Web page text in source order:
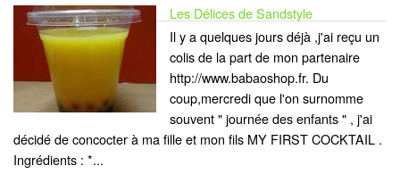
Les Délices de Sandstyle
Il y a quelques jours déjà ,j'ai reçu un
colis de la part de mon partenaire
http://www.babaoshop.fr. Du
coup,mercredi que l'on surnomme
souvent " journée des enfants " , j'ai
décidé de concocter à ma fille et mon fils MY FIRST COCKTAIL .
Ingrédients : *...